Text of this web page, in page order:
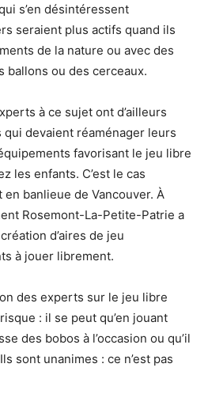
s’en désintéressent
seraient plus actifs quand ils
de la nature ou avec des
ballons ou des cerceaux.
à ce sujet ont d’ailleurs
devaient réaménager leurs
favorisant le jeu libre
les enfants. C’est le cas
en banlieue de Vancouver. À
Rosemont-La-Petite-Patrie a
d’aires de jeu
à jouer librement.
des experts sur le jeu libre
: il se peut qu’en jouant
des bobos à l’occasion ou qu’il
sont unanimes : ce n’est pas